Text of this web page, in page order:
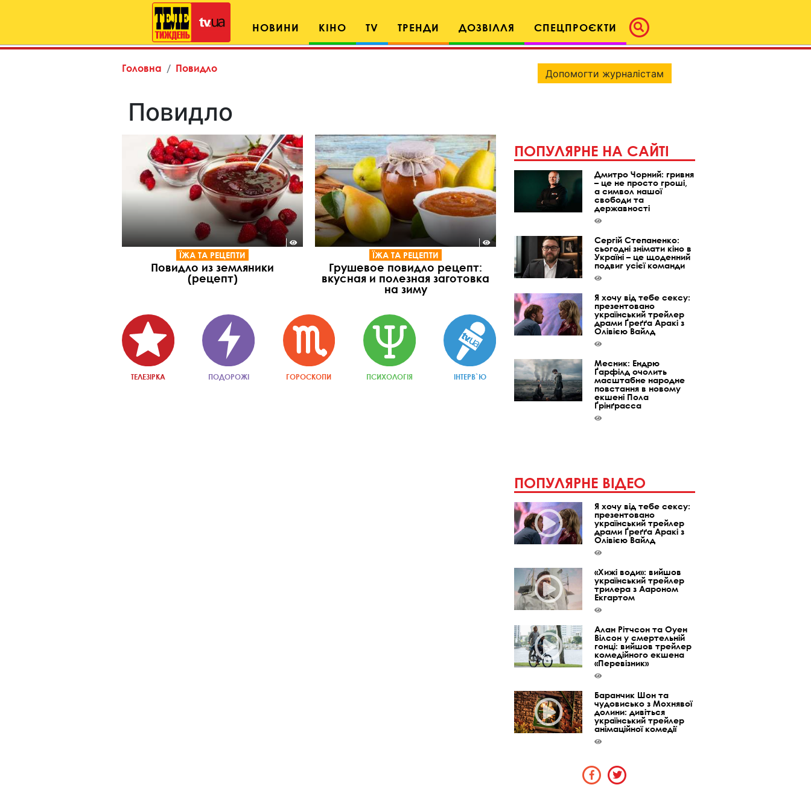
НОВИНИ КІНО TV ТРЕНДИ ДОЗВІЛЛЯ СПЕЦПРОЄКТИ
Головна Повидло
Повидло
ЇЖА ТА РЕЦЕПТИ
Повидло из земляники
(рецепт)
ЇЖА ТА РЕЦЕПТИ
Грушевое повидло рецепт:
вкусная и полезная заготовка
на зиму
ТЕЛЕЗІРКА ПОДОРОЖІ ГОРОСКОПИ ПСИХОЛОГІЯ ІНТЕРВ`Ю
Допомогти журналістам
ПОПУЛЯРНЕ НА САЙТІ
Дмитро Чорний: гривня
– це не просто гроші,
а символ нашої
свободи та
державності
Сергій Степаненко:
сьогодні знімати кіно в
Україні – це щоденний
подвиг усієї команди
Я хочу від тебе сексу:
презентовано
український трейлер
драми Ґреґґа Аракі з
Олівією Вайлд
Месник: Ендрю
Ґарфілд очолить
масштабне народне
повстання в новому
екшені Пола
Ґрінґрасса
ПОПУЛЯРНЕ ВІДЕО
Я хочу від тебе сексу:
презентовано
український трейлер
драми Ґреґґа Аракі з
Олівією Вайлд
«Хижі води»: вийшов
український трейлер
трилера з Аароном
Екгартом
Алан Рітчсон та Оуен
Вілсон у смертельній
гонці: вийшов трейлер
комедійного екшена
«Перевізник»
Баранчик Шон та
чудовисько з Мохнявої
долини: дивіться
український трейлер
анімаційної комедії